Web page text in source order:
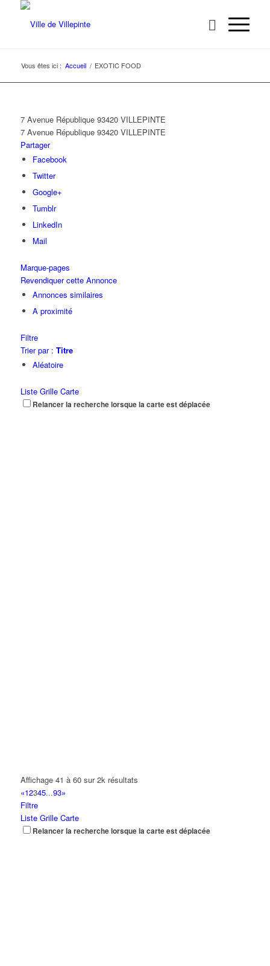
Vous êtes ici : Accueil / EXOTIC FOOD
7 Avenue République 93420 VILLEPINTE
7 Avenue République 93420 VILLEPINTE
Partager
Facebook
Twitter
Google+
Tumblr
LinkedIn
Mail
Marque-pages
Revendiquer cette Annonce
Annonces similaires
A proximité
Filtre
Trier par : Titre
Aléatoire
Liste Grille Carte
Relancer la recherche lorsque la carte est déplacée
Affichage 41 à 60 sur 2k résultats
«12345...93»
Filtre
Liste Grille Carte
Relancer la recherche lorsque la carte est déplacée